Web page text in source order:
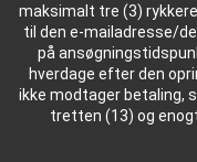
maksimalt tre (3)
til den e-mailadresse/
på
hverdage efter den
ikke modtager betaling,
tretten (13) og